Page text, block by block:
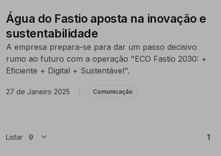
Água do Fastio aposta na inovação e
sustentabilidade
A empresa prepara-se para dar um passo decisivo
rumo ao futuro com a operação "ECO Fastio 2030: +
Eficiente + Digital + Sustentável".
27 de Janeiro 2025 Comunicação
Listar 1